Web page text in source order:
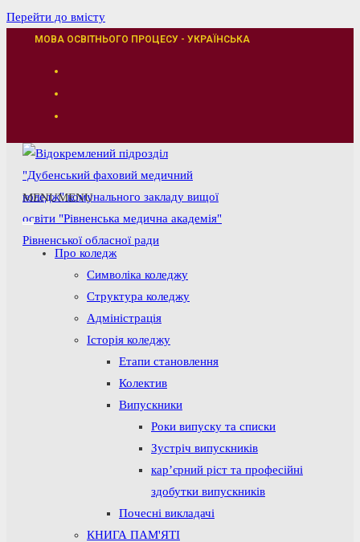
Перейти до вмісту
МОВА ОСВІТНЬОГО ПРОЦЕСУ - УКРАЇНСЬКА
MENUMENU
Про коледж
Символіка коледжу
Структура коледжу
Адміністрація
Історія коледжу
Етапи становлення
Колектив
Випускники
Роки випуску та списки
Зустріч випускників
кар’єрний ріст та професійні
здобутки випускників
Почесні викладачі
КНИГА ПАМ'ЯТІ